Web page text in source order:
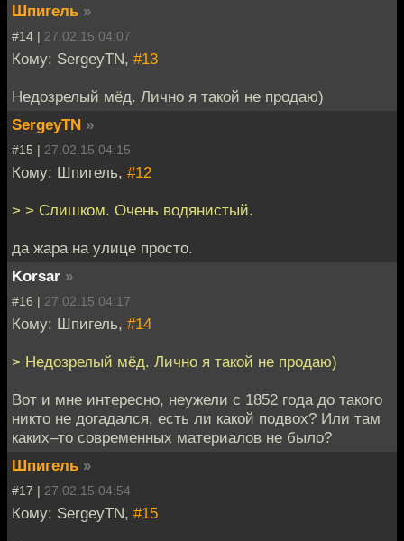
Шпигель »
#14 | 27.02.15 04:07
Кому: SergeyTN, #13
Недозрелый мёд. Лично я такой не продаю)
SergeyTN »
#15 | 27.02.15 04:15
Кому: Шпигель, #12
> > Слишком. Очень водянистый.
да жара на улице просто.
Korsar »
#16 | 27.02.15 04:17
Кому: Шпигель, #14
> Недозрелый мёд. Лично я такой не продаю)
Вот и мне интересно, неужели с 1852 года до такого
никто не догадался, есть ли какой подвох? Или там
каких–то современных материалов не было?
Шпигель »
#17 | 27.02.15 04:54
Кому: SergeyTN, #15